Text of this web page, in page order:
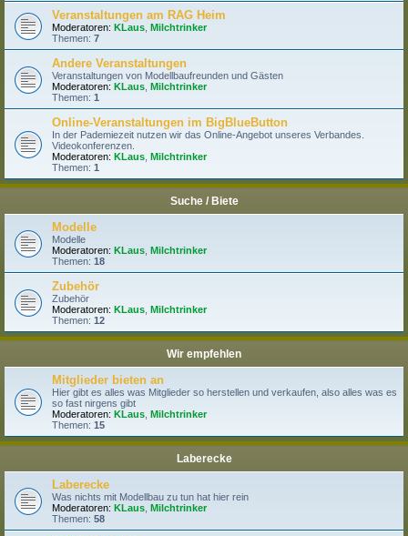
Veranstaltungen am RAG Heim
Moderatoren: KLaus Milchtrinker
Themen: 7
Andere Veranstaltungen
Veranstaltungen von Modellbaufreunden und Gästen
Moderatoren: KLaus Milchtrinker
Themen: 1
Online-Veranstaltungen im BigBlueButton
In der Pademiezeit nutzen wir das Online-Angebot unseres Verbandes.
Videokonferenzen.
Moderatoren: KLaus Milchtrinker
Themen: 1
Suche / Biete
Modelle
Modelle
Moderatoren: KLaus Milchtrinker
Themen: 18
Zubehör
Zubehör
Moderatoren: KLaus Milchtrinker
Themen: 12
Wir empfehlen
Mitglieder bieten an
Hier gibt es alles was Mitglieder so herstellen und verkaufen, also alles was es
so fast nirgens gibt
Moderatoren: KLaus Milchtrinker
Themen: 15
Laberecke
Laberecke
Was nichts mit Modellbau zu tun hat hier rein
Moderatoren: KLaus Milchtrinker
Themen: 58